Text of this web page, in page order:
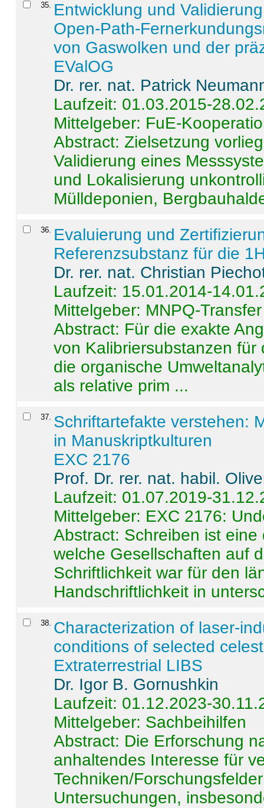
35. Entwicklung und
Open-Path-
von Gaswolken und der
EValOG
Dr. rer. nat. Patrick
Laufzeit: 01.03.2015-
Mittelgeber: FuE-
Abstract:Zielsetzung
Validierung eines
und Lokalisierung
Mülldeponien,
36. Evaluierung und
Referenzsubstanz für die
Dr. rer. nat. Christian
Laufzeit: 15.01.2014-
Mittelgeber: MNPQ-Transfer
Abstract: Für die exakte
von Kalibriersubstanzen
die organische
als relative prim ...
37. Schriftartefakte verstehen:
in Manuskriptkulturen
EXC 2176
Prof. Dr. rer. nat. habil.
Laufzeit: 01.07.2019-
Mittelgeber: EXC 2176:
Abstract: Schreiben ist
welche Gesellschaften auf
Schriftlichkeit war für den
Handschriftlichkeit in
38. Characterization of laser-
conditions of selected
Extraterrestrial LIBS
Dr. Igor B. Gornushkin
Laufzeit: 01.12.2023-
Mittelgeber: Sachbeihilfen
Abstract: Die Erforschung
anhaltendes Interesse für
Techniken/
Untersuchungen,